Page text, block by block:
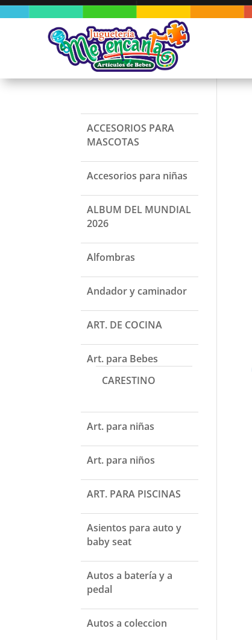
ACCESORIOS PARA
MASCOTAS
Accesorios para niñas
ALBUM DEL MUNDIAL
2026
Alfombras
Andador y caminador
ART. DE COCINA
Art. para Bebes
CARESTINO
Art. para niñas
Art. para niños
ART. PARA PISCINAS
Asientos para auto y
baby seat
Autos a batería y a
pedal
Autos a coleccion